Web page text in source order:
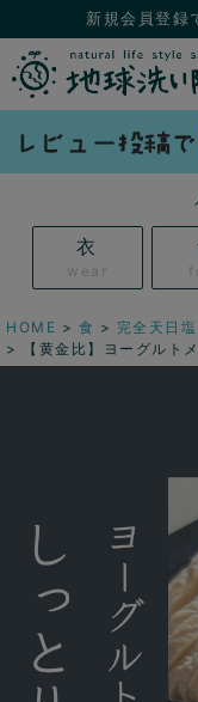
新規会員登録
衣
wear
HOME 食
完全天日
【黄金比】ヨーグルト